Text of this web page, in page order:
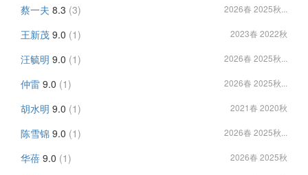
蔡一夫 8.3 (3) 2026春 2025秋...
王新茂 9.0 (1) 2023春 2022秋
汪毓明 9.0 (1) 2026春 2025秋...
仲雷 9.0 (1) 2026春 2025秋...
胡水明 9.0 (1) 2021春 2020秋
陈雪锦 9.0 (1) 2026春 2025秋...
华蓓 9.0 (1) 2026春 2025秋